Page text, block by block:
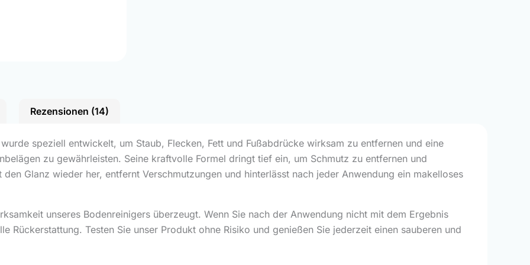
Rezensionen (14)
speziell entwickelt, um Staub, Flecken, Fett und Fußabdrücke wirksam zu entfernen und eine
zu gewährleisten. Seine kraftvolle Formel dringt tief ein, um Schmutz zu entfernen und
Glanz wieder her, entfernt Verschmutzungen und hinterlässt nach jeder Anwendung ein makelloses
unseres Bodenreinigers überzeugt. Wenn Sie nach der Anwendung nicht mit dem Ergebnis
Rückerstattung. Testen Sie unser Produkt ohne Risiko und genießen Sie jederzeit einen sauberen und